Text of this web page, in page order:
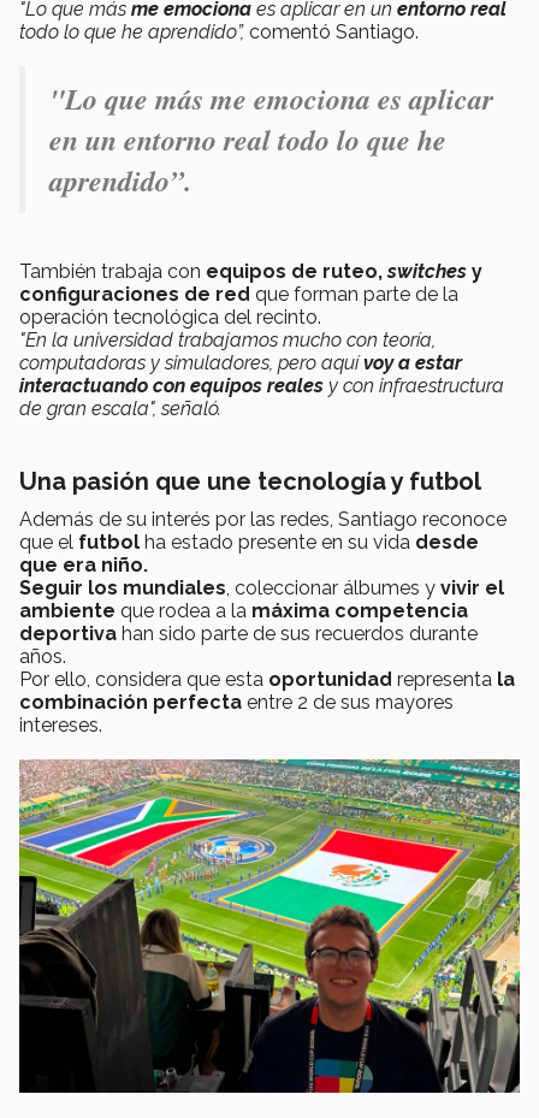
"Lo que más me emociona es aplicar en un entorno real
todo lo que he aprendido”, comentó Santiago.
"Lo que más me emociona es aplicar
en un entorno real todo lo que he
aprendido”.
También trabaja con equipos de ruteo,switches y
configuraciones de red que forman parte de la
operación tecnológica del recinto.
"En la universidad trabajamos mucho con teoría,
computadoras y simuladores, pero aquívoy a estar
interactuando con equipos reales y con infraestructura
de gran escala", señaló.
Una pasión que une tecnología y futbol
Además de su interés por las redes, Santiago reconoce
que el futbol ha estado presente en su vida desde
que era niño.
Seguir los mundiales, coleccionar álbumes y vivir el
ambiente que rodea a la máxima competencia
deportiva han sido parte de sus recuerdos durante
años.
Por ello, considera que esta oportunidad representa la
combinación perfecta entre 2 de sus mayores
intereses.